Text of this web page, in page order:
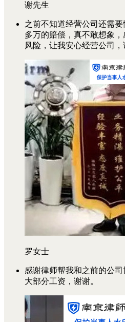
谢先生
之前不知道经营公司还需
多万的赔偿，真不敢想象
风险，让我安心经营公司，
罗女士
感谢律师帮我和之前的公
大部分工资，谢谢。